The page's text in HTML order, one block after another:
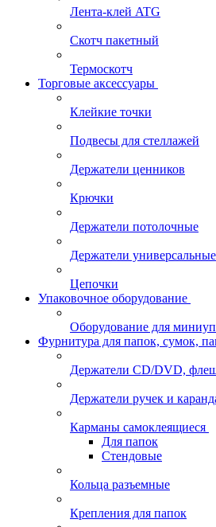
Лента-клей ATG
Скотч пакетный
Термоскотч
Торговые аксессуары
Клейкие точки
Подвесы для стеллажей
Держатели ценников
Крючки
Держатели потолочные
Держатели универсальные
Цепочки
Упаковочное оборудование
Оборудование для
Фурнитура для папок, сумок,
Держатели CD/DVD,
Держатели ручек и
Карманы самоклеящиеся
Для папок
Стендовые
Кольца разъемные
Крепления для папок